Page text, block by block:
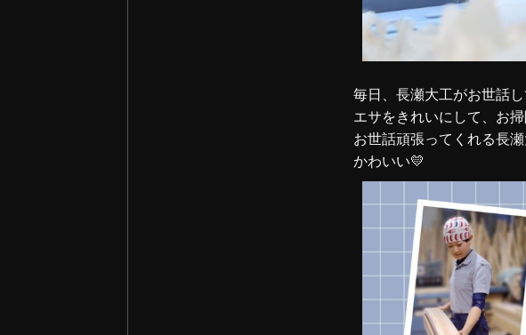
毎日、長瀬大工がお世話し
エサをきれいにして、お
お世話頑張ってくれる長
かわいい💛